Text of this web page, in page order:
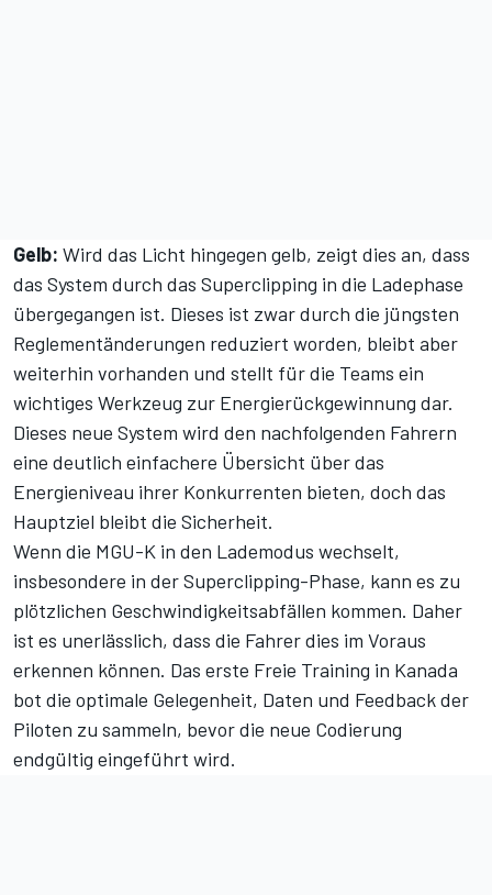
Gelb: Wird das Licht hingegen gelb, zeigt dies an, dass
das System durch das Superclipping in die Ladephase
übergegangen ist. Dieses ist zwar durch die jüngsten
Reglementänderungen reduziert worden, bleibt aber
weiterhin vorhanden und stellt für die Teams ein
wichtiges Werkzeug zur Energierückgewinnung dar.
Dieses neue System wird den nachfolgenden Fahrern
eine deutlich einfachere Übersicht über das
Energieniveau ihrer Konkurrenten bieten, doch das
Hauptziel bleibt die Sicherheit.
Wenn die MGU-K in den Lademodus wechselt,
insbesondere in der Superclipping-Phase, kann es zu
plötzlichen Geschwindigkeitsabfällen kommen. Daher
ist es unerlässlich, dass die Fahrer dies im Voraus
erkennen können. Das erste Freie Training in Kanada
bot die optimale Gelegenheit, Daten und Feedback der
Piloten zu sammeln, bevor die neue Codierung
endgültig eingeführt wird.